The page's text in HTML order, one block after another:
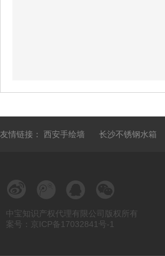
友情链接： 西安手绘墙 长沙不锈钢水箱
中宝知识产权代理有限公司版权所有
案号：京ICP备17032841号-1